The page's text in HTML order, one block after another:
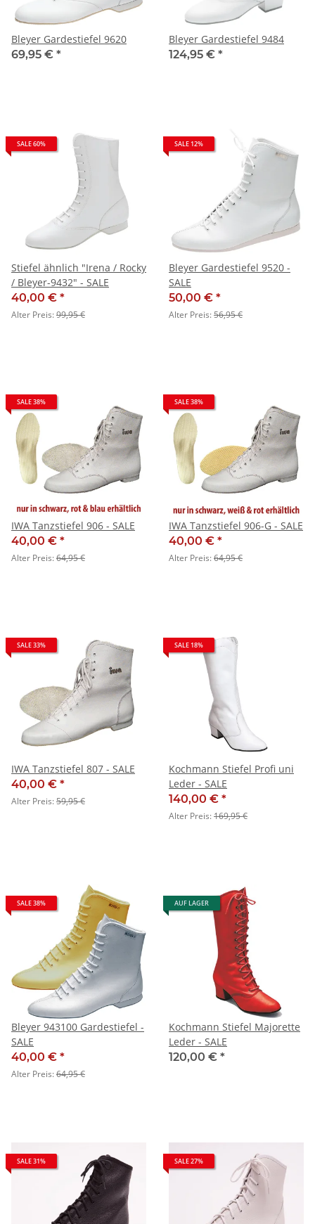
Bleyer Gardestiefel 9620
69,95 € *
Bleyer Gardestiefel 9484
124,95 € *
SALE 60%
Stiefel ähnlich "Irena / Rocky
/ Bleyer-9432" - SALE
40,00 € *
Alter Preis:99,95 €
SALE 12%
Bleyer Gardestiefel 9520 -
SALE
50,00 € *
Alter Preis:56,95 €
SALE 38%
IWA Tanzstiefel 906 - SALE
40,00 € *
Alter Preis:64,95 €
SALE 38%
IWA Tanzstiefel 906-G - SALE
40,00 € *
Alter Preis:64,95 €
SALE 33%
IWA Tanzstiefel 807 - SALE
40,00 € *
Alter Preis:59,95 €
SALE 18%
Kochmann Stiefel Profi uni
Leder - SALE
140,00 € *
Alter Preis:169,95 €
SALE 38%
Bleyer 943100 Gardestiefel -
SALE
40,00 € *
Alter Preis:64,95 €
AUF LAGER
Kochmann Stiefel Majorette
Leder - SALE
120,00 € *
SALE 31% SALE 27%